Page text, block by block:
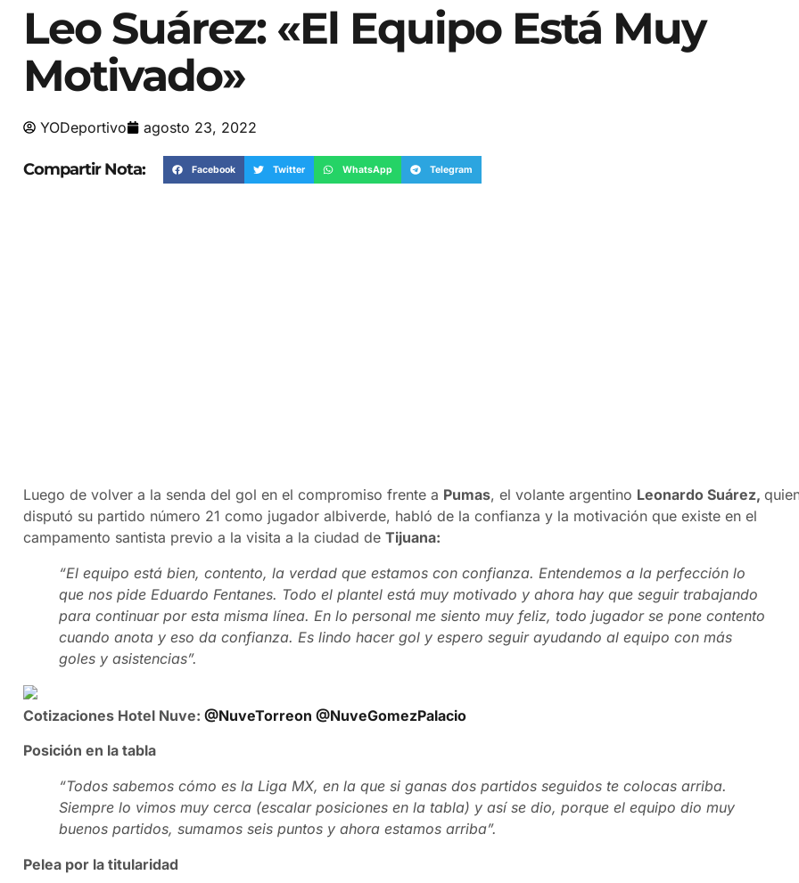
Leo Suárez: «El Equipo Está Muy
Motivado»
YODeportivo agosto 23, 2022
Compartir Nota: Facebook Twitter WhatsApp Telegram
Luego de volver a la senda del gol en el compromiso frente a Pumas, el volante argentino Leonardo Suárez,
disputó su partido número 21 como jugador albiverde, habló de la confianza y la motivación que existe en el
campamento santista previo a la visita a la ciudad de Tijuana:
“El equipo está bien, contento, la verdad que estamos con confianza. Entendemos a la perfección lo
que nos pide Eduardo Fentanes. Todo el plantel está muy motivado y ahora hay que seguir trabajando
para continuar por esta misma línea. En lo personal me siento muy feliz, todo jugador se pone contento
cuando anota y eso da confianza. Es lindo hacer gol y espero seguir ayudando al equipo con más
goles y asistencias”.
Cotizaciones Hotel Nuve: @NuveTorreon @NuveGomezPalacio
Posición en la tabla
“Todos sabemos cómo es la Liga MX, en la que si ganas dos partidos seguidos te colocas arriba.
Siempre lo vimos muy cerca (escalar posiciones en la tabla) y así se dio, porque el equipo dio muy
buenos partidos, sumamos seis puntos y ahora estamos arriba”.
Pelea por la titularidad